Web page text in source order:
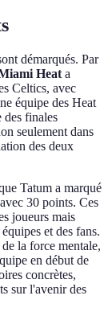
démarqués. Par
Heat a
Celtics, avec
équipe des Heat
des finales
seulement dans
des deux
Tatum a marqué
30 points. Ces
joueurs mais
et des fans.
la force mentale,
en début de
concrètes,
sur l'avenir des